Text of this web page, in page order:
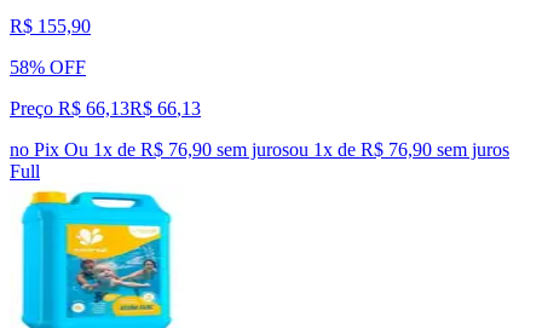
R$ 155,90
58% OFF
Preço R$ 66,13R$ 66,13
no Pix Ou 1x de R$ 76,90 sem jurosou 1x de R$ 76,90 sem juros
Full